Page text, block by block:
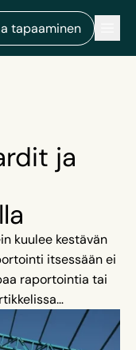
tapaaminen
ja
kuulee kestävän
itsessään ei
raportointia tai
liittyviin
ja